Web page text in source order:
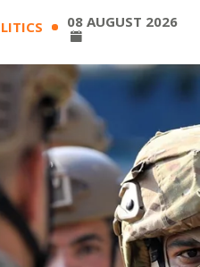
08 AUGUST 2026